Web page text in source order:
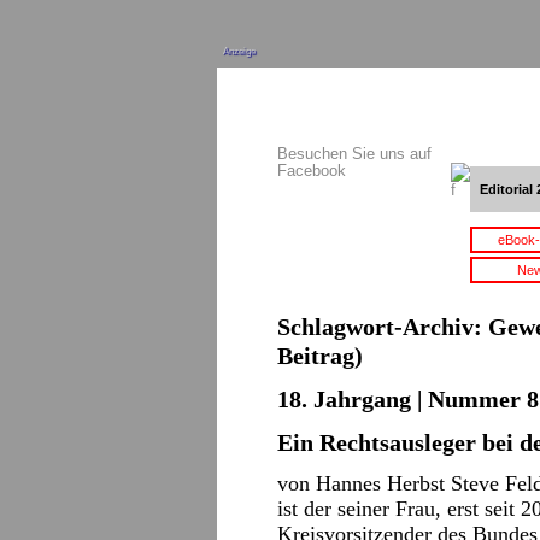
Anzeige
Besuchen Sie uns auf
Facebook
Editorial
Schlagwort-Archiv:
Beitrag)
18. Jahrgang | Nummer
Ein Rechtsausleger bei
von Hannes Herbst Steve
ist der seiner Frau, erst seit
Kreisvorsitzender des